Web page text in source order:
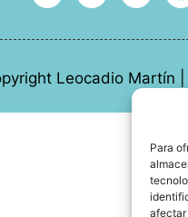
Para
Leocadio Martín |